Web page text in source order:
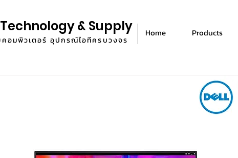
Technology & Supply
คอมพิวเตอร์ อุปกรณ์ไอทีครบวงจร
Home Products